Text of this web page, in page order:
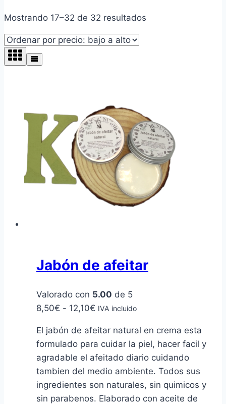
Mostrando 17–32 de 32 resultados
Jabón de afeitar
Valorado con 5.00 de 5
8,50€ - 12,10€ Rango
precios:
desde
8,50€
hasta
12,10€
IVA incluido
El jabón de afeitar natural en crema esta
formulado para cuidar la piel, hacer facil y
agradable el afeitado diario cuidando
tambien del medio ambiente. Todos sus
ingredientes son naturales, sin quimicos y
sin parabenos. Elaborado con aceite de